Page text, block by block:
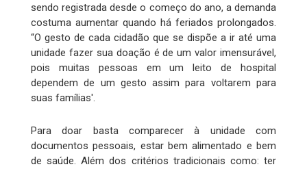
sendo registrada desde o começo do ano, a demanda
costuma aumentar quando há feriados prolongados.
“O gesto de cada cidadão que se dispõe a ir até uma
unidade fazer sua doação é de um valor imensurável,
pois muitas pessoas em um leito de hospital
dependem de um gesto assim para voltarem para
suas famílias'.
Para doar basta comparecer à unidade com
documentos pessoais, estar bem alimentado e bem
de saúde. Além dos critérios tradicionais como: ter